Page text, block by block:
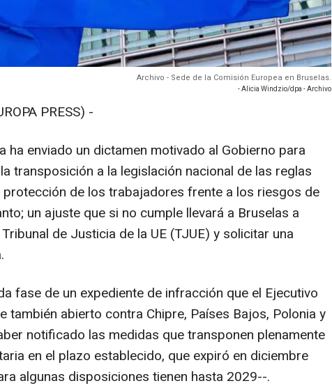
Archivo - Sede de la Comisión Europea en Bruselas.
- Alicia Windzio/dpa - Archivo
PRESS) -
ha enviado un dictamen motivado al Gobierno para
transposición a la legislación nacional de las reglas
de los trabajadores frente a los riesgos de
un ajuste que si no cumple llevará a Bruselas a
de Justicia de la UE (TJUE) y solicitar una
fase de un expediente de infracción que el Ejecutivo
también abierto contra Chipre, Países Bajos, Polonia y
notificado las medidas que transponen plenamente
en el plazo establecido, que expiró en diciembre
algunas disposiciones tienen hasta 2029--.